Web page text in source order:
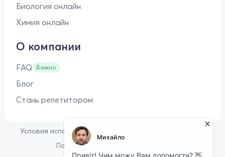
Биология онлайн
Химия онлайн
О компании
FAQ Важно
Блог
Стань репетитором
Условия использования
Политика конфиденциальности